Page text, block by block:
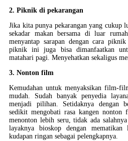
2. Piknik di pekarangan
Jika kita punya pekarangan yang cukup
sekadar makan bersama di luar
menyantap sarapan dengan cara
piknik ini juga bisa dimanfaatkan
matahari pagi. Menyehatkan sekaligus
3. Nonton film
Kemudahan untuk menyaksikan film-
mudah. Sudah banyak penyedia
menjadi pilihan. Setidaknya dengan
sedikit mengobati rasa kangen nonton
menonton lebih seru, tidak ada
layaknya bioskop dengan
kudapan ringan sebagai pelengkapnya.